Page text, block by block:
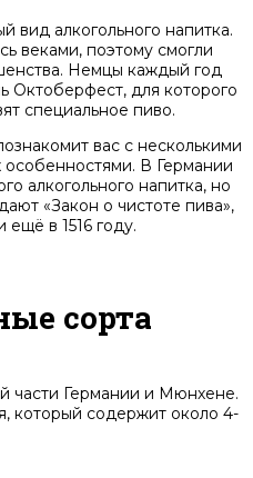
вид алкогольного напитка.
веками, поэтому смогли
Немцы каждый год
Октоберфест, для которого
специальное пиво.
вас с несколькими
В Германии
алкогольного напитка, но
«Закон о чистоте пива»,
в 1516 году.
сорта
части Германии и Мюнхене.
который содержит около 4-